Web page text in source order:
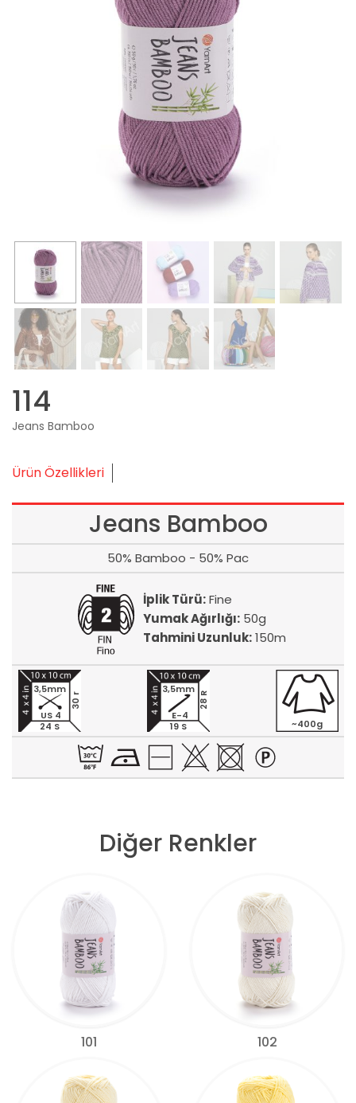
114
Jeans Bamboo
Ürün Özellikleri
Jeans Bamboo
50% Bamboo - 50% Pac
İplik Türü:Fine
Yumak Ağırlığı: 50g
Tahmini Uzunluk:150m
24 S
30 r
3,5mm
US 4
19 S
28 R
3,5mm
E-4
~400g
Diğer Renkler
101 102